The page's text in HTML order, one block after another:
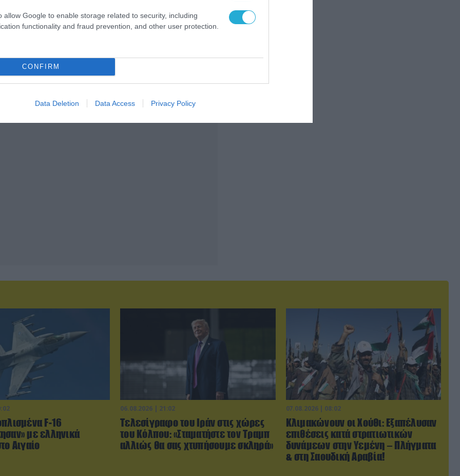
allow Google to enable storage related to security, including
functionality and fraud prevention, and other user protection.
CONFIRM
Data Deletion Data Access Privacy Policy
F-16
με ελληνικά
Αιγαίο
06.08.2026 | 21:02
Τελεσίγραφο του Ιράν στις χώρες
του Κόλπου: «Σταματήστε τον Τραμπ
αλλιώς θα σας χτυπήσουμε σκληρά»
07.08.2026 | 08:02
Κλιμακώνουν οι Χούθι: Eξαπέλυσαν
επιθέσεις κατά στρατιωτικών
δυνάμεων στην Υεμένη – Πλήγματα
& στη Σαουδική Αραβία!